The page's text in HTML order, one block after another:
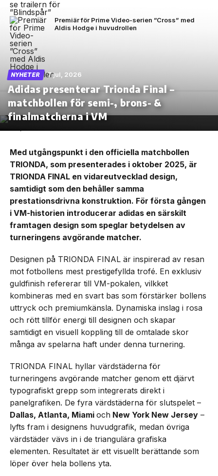
Premiär för Prime Video-serien ”Cross” med
Aldis Hodge i huvudrollen
NYHETER 7 jul, 2026
Adidas presenterar Trionda Final –
matchbollen för semi-, brons- &
finalmatcherna i VM
Med utgångspunkt i den officiella matchbollen
TRIONDA, som presenterades i oktober 2025, är
TRIONDA FINAL en vidareutvecklad design,
samtidigt som den behåller samma
prestationsdrivna konstruktion. För första gången
i VM-historien introducerar adidas en särskilt
framtagen design som speglar betydelsen av
turneringens avgörande matcher.
Designen på TRIONDA FINAL är inspirerad av resan
mot fotbollens mest prestigefyllda trofé. En exklusiv
guldfinish refererar till VM-pokalen, vilkket
kombineras med en svart bas som förstärker bollens
uttryck och premiumkänsla. Dynamiska inslag i rosa
och rött tillför energi till designen och skapar
samtidigt en visuell koppling till de omtalade skor
många av spelarna haft under denna turnering.
TRIONDA FINAL hyllar värdstäderna för
turneringens avgörande matcher genom ett djärvt
typografiskt grepp som integrerats direkt i
panelgrafiken. De fyra värdstäderna för slutspelet –
Dallas, Atlanta, Miami och New York New Jersey –
lyfts fram i designens huvudgrafik, medan övriga
värdstäder vävs in i de triangulära grafiska
elementen. Resultatet är ett visuellt berättande som
löper över hela bollens yta.